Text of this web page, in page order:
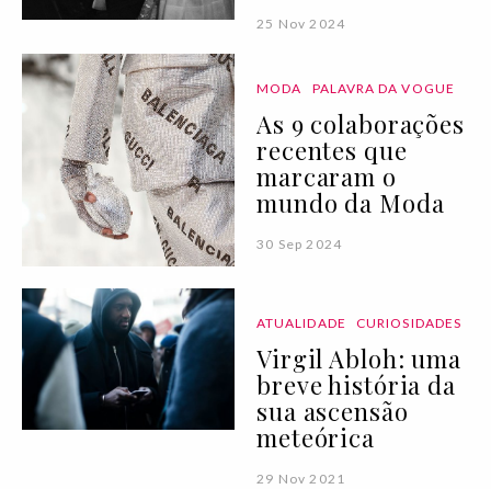
25 Nov 2024
MODA PALAVRA DA VOGUE
As 9 colaborações
recentes que
marcaram o
mundo da Moda
30 Sep 2024
ATUALIDADE CURIOSIDADES
Virgil Abloh: uma
breve história da
sua ascensão
meteórica
29 Nov 2021